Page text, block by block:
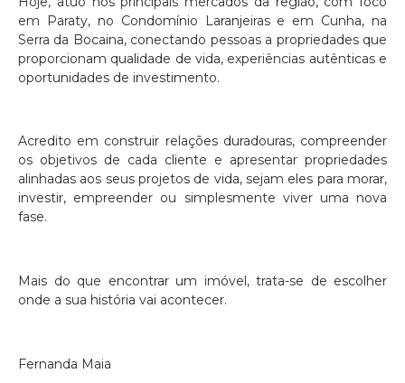
em Paraty, no Condomínio Laranjeiras e em Cunha, na
Serra da Bocaina, conectando pessoas a propriedades que
proporcionam qualidade de vida, experiências autênticas e
oportunidades de investimento.
Acredito em construir relações duradouras, compreender
os objetivos de cada cliente e apresentar propriedades
alinhadas aos seus projetos de vida, sejam eles para morar,
investir, empreender ou simplesmente viver uma nova
fase.
Mais do que encontrar um imóvel, trata-se de escolher
onde a sua história vai acontecer.
Fernanda Maia